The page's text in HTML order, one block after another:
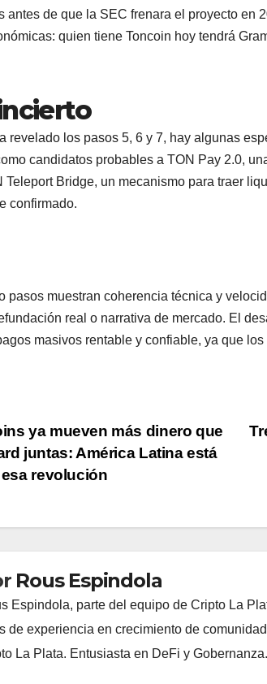
antes de que la SEC frenara el proyecto en
quien tiene Toncoin hoy tendrá
revelado los pasos 5, 6 y 7, hay algunas
candidatos probables a TON Pay 2.0,
Teleport Bridge, un mecanismo para traer
confirmado.
pasos muestran coherencia técnica y
real o narrativa de mercado. El
masivos rentable y confiable, ya que
ya mueven más dinero que
juntas: América Latina está
revolución
Rous Espindola
Espindola, parte del equipo de Cripto La
de experiencia en crecimiento de
La Plata. Entusiasta en DeFi y